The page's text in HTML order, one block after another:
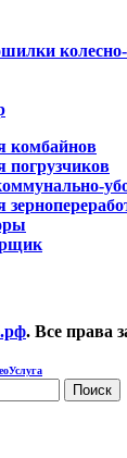
комбайнов
погрузчиков
. Все права
Поиск